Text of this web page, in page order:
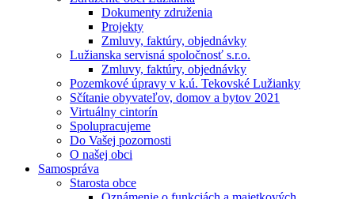
Dokumenty združenia
Projekty
Zmluvy, faktúry, objednávky
Lužianska servisná spoločnosť s.r.o.
Zmluvy, faktúry, objednávky
Pozemkové úpravy v k.ú. Tekovské Lužianky
Sčítanie obyvateľov, domov a bytov 2021
Virtuálny cintorín
Spolupracujeme
Do Vašej pozornosti
O našej obci
Samospráva
Starosta obce